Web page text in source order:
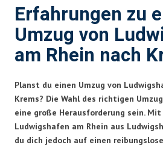
Erfahrungen zu
Umzug von
am Rhein nach
Planst du einen Umzug von
Krems? Die Wahl des richtigen
eine große Herausforderung sein.
Ludwigshafen am Rhein aus
du dich jedoch auf einen